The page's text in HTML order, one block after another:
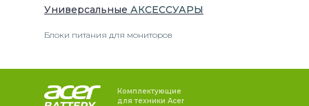
Универсальные АКСЕССУАРЫ
Блоки питания для мониторов
Комплектующие
для техники Acer